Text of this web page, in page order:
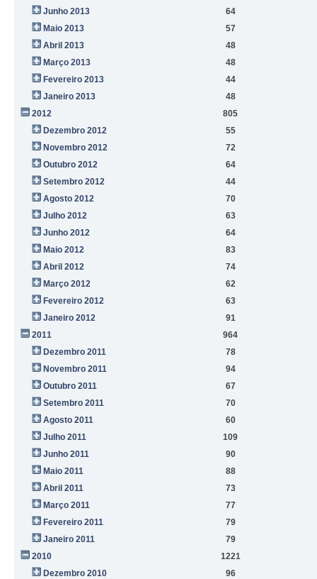
Junho 2013
64
Maio 2013
57
Abril 2013
48
Março 2013
48
Fevereiro 2013
44
Janeiro 2013
48
2012
805
Dezembro 2012
55
Novembro 2012
72
Outubro 2012
64
Setembro 2012
44
Agosto 2012
70
Julho 2012
63
Junho 2012
64
Maio 2012
83
Abril 2012
74
Março 2012
62
Fevereiro 2012
63
Janeiro 2012
91
2011
964
Dezembro 2011
78
Novembro 2011
94
Outubro 2011
67
Setembro 2011
70
Agosto 2011
60
Julho 2011
109
Junho 2011
90
Maio 2011
88
Abril 2011
73
Março 2011
77
Fevereiro 2011
79
Janeiro 2011
79
2010
1221
Dezembro 2010
96